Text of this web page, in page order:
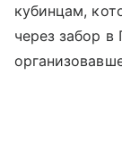
кубинцам,
через забор